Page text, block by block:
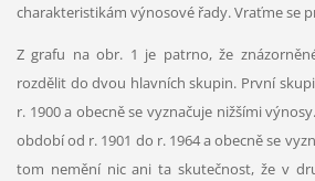
charakteristikám výnosové řady. Vraťme se
Z grafu na obr. 1 je patrno, že
rozdělit do dvou hlavních skupin. První
r. 1900 a obecně se vyznačuje nižšími
období od r. 1901 do r. 1964 a obecně se
tom nemění nic ani ta skutečnost, že v